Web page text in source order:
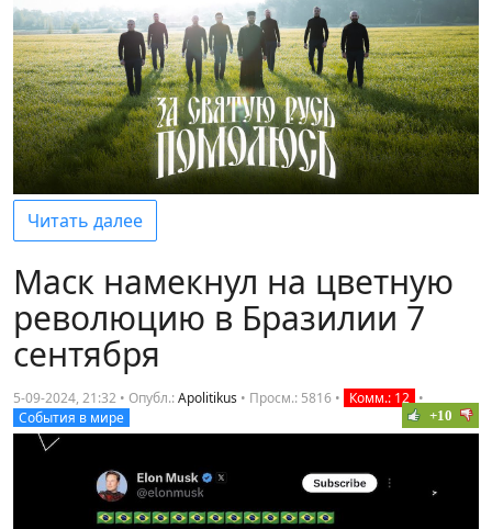
Читать далее
Маск намекнул на цветную
революцию в Бразилии 7
сентября
5-09-2024, 21:32 • Опубл.:Apolitikus • Просм.: 5816 • Комм.: 12 •
События в мире
+10